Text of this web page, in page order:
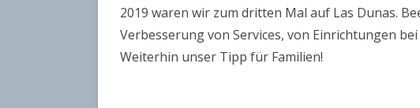
BULLI CALIFORNIA
TABBERT
2019 waren wir zum dritten Mal auf Las Dunas.
Verbesserung von Services, von Einrichtungen
Weiterhin unser Tipp für Familien!